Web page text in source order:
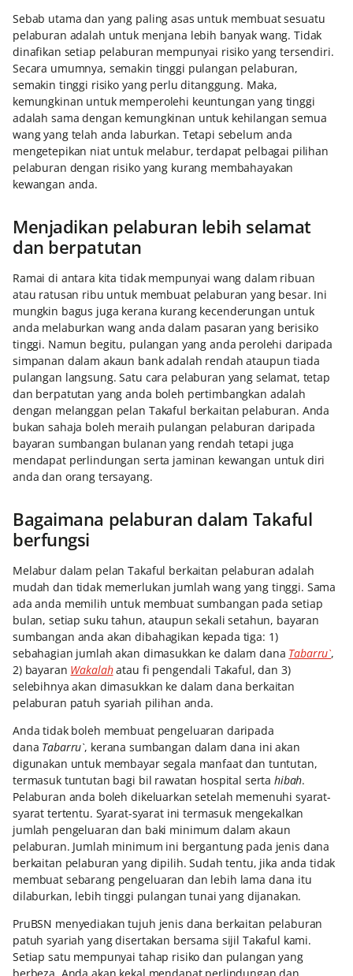
Sebab utama dan yang paling asas untuk membuat sesuatu
pelaburan adalah untuk menjana lebih banyak wang. Tidak
dinafikan setiap pelaburan mempunyai risiko yang tersendiri.
Secara umumnya, semakin tinggi pulangan pelaburan,
semakin tinggi risiko yang perlu ditanggung. Maka,
kemungkinan untuk memperolehi keuntungan yang tinggi
adalah sama dengan kemungkinan untuk kehilangan semua
wang yang telah anda laburkan. Tetapi sebelum anda
mengetepikan niat untuk melabur, terdapat pelbagai pilihan
pelaburan dengan risiko yang kurang membahayakan
kewangan anda.
Menjadikan pelaburan lebih selamat
dan berpatutan
Ramai di antara kita tidak mempunyai wang dalam ribuan
atau ratusan ribu untuk membuat pelaburan yang besar. Ini
mungkin bagus juga kerana kurang kecenderungan untuk
anda melaburkan wang anda dalam pasaran yang berisiko
tinggi. Namun begitu, pulangan yang anda perolehi daripada
simpanan dalam akaun bank adalah rendah ataupun tiada
pulangan langsung. Satu cara pelaburan yang selamat, tetap
dan berpatutan yang anda boleh pertimbangkan adalah
dengan melanggan pelan Takaful berkaitan pelaburan. Anda
bukan sahaja boleh meraih pulangan pelaburan daripada
bayaran sumbangan bulanan yang rendah tetapi juga
mendapat perlindungan serta jaminan kewangan untuk diri
anda dan orang tersayang.
Bagaimana pelaburan dalam Takaful
berfungsi
Melabur dalam pelan Takaful berkaitan pelaburan adalah
mudah dan tidak memerlukan jumlah wang yang tinggi. Sama
ada anda memilih untuk membuat sumbangan pada setiap
bulan, setiap suku tahun, ataupun sekali setahun, bayaran
sumbangan anda akan dibahagikan kepada tiga: 1)
sebahagian jumlah akan dimasukkan ke dalam dana Tabarru`,
2) bayaran Wakalahatau fi pengendali Takaful, dan 3)
selebihnya akan dimasukkan ke dalam dana berkaitan
pelaburan patuh syariah pilihan anda.
Anda tidak boleh membuat pengeluaran daripada
dana Tabarru`, kerana sumbangan dalam dana ini akan
digunakan untuk membayar segala manfaat dan tuntutan,
termasuk tuntutan bagi bil rawatan hospital serta hibah.
Pelaburan anda boleh dikeluarkan setelah memenuhi syarat-
syarat tertentu. Syarat-syarat ini termasuk mengekalkan
jumlah pengeluaran dan baki minimum dalam akaun
pelaburan. Jumlah minimum ini bergantung pada jenis dana
berkaitan pelaburan yang dipilih. Sudah tentu, jika anda tidak
membuat sebarang pengeluaran dan lebih lama dana itu
dilaburkan, lebih tinggi pulangan tunai yang dijanakan.
PruBSN menyediakan tujuh jenis dana berkaitan pelaburan
patuh syariah yang disertakan bersama sijil Takaful kami.
Setiap satu mempunyai tahap risiko dan pulangan yang